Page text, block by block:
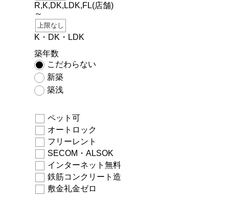
R,K,DK,LDK,FL(店舗)
～
K・DK・LDK
築年数
こだわらない
新築
築浅
ペット可
オートロック
フリーレント
SECOM・ALSOK
インターネット無料
鉄筋コンクリート造
敷金礼金ゼロ